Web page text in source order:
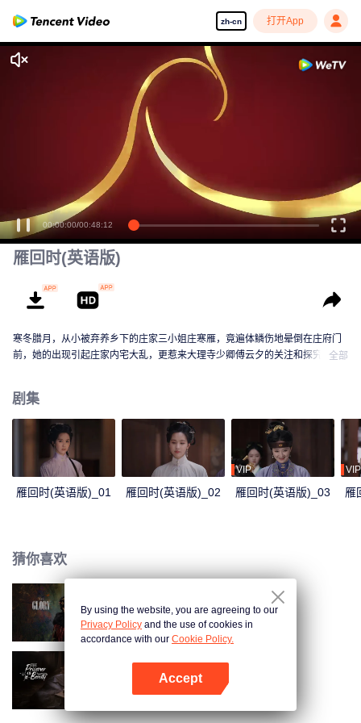
zh-cn 打开App
享受流畅高清剧集
00:00:00/00:48:12
雁回时(英语版)
寒冬腊月，从小被弃养乡下的庄家三小姐庄寒雁，竟遍体鳞伤地晕倒在庄府门
前，她的出现引起庄家内宅大乱，更惹来大理寺少卿傅云夕的关注和探究。这
全部
剧集
雁回时(英语版)_01 雁回时(英语版)_02
VIP
雁回时(英语版)_03
VIP
雁
猜你喜欢
雁回时
折腰（英语版）
By using the website, you are agreeing to our
Privacy Policy and the use of cookies in
accordance with our Cookie Policy.
Accept